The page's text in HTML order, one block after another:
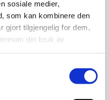
sosiale medier,
som kan kombinere den
gjort tilgjengelig for dem,
din bruk av
på kreditt eller
å ha spurt om det.
adresseendring.
brev om kjøp du